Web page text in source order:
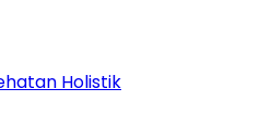
Holistik